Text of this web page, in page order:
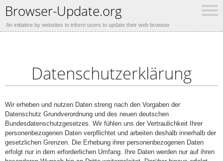
Browser-Update.org
An initiative by websites to inform users to update their web browser
Datenschutzerklärung
Wir erheben und nutzen Daten streng nach den Vorgaben der
Datenschutz Grundverordnung und des neuen deutschen
Bundesdatenschutzgesetzes. Wir fühlen uns der Vertraulichkeit Ihrer
personenbezogenen Daten verpflichtet und arbeiten deshalb innerhalb der
gesetzlichen Grenzen. Die Erhebung ihrer personenbezogenen Daten
erfolgt nur in dem erforderlichen Umfang. Ihre Daten werden nur auf ihren